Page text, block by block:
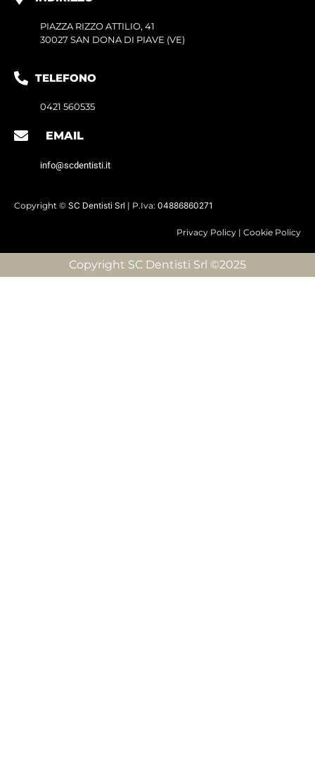
PIAZZA RIZZO ATTILIO, 41
30027 SAN DONA DI PIAVE (VE)
TELEFONO
0421 560535
EMAIL
info@scdentisti.it
Copyright © SC Dentisti Srl | P.Iva: 04886860271
Privacy Policy | Cookie Policy
Copyright SC Dentisti Srl ©2025